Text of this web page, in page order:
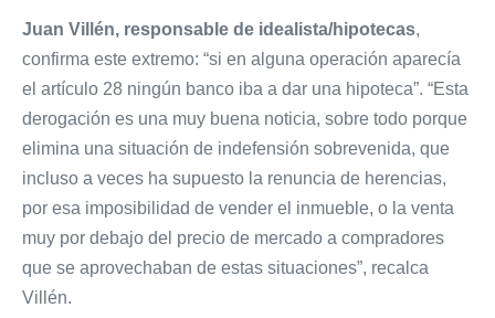
Juan Villén, responsable de idealista/hipotecas,
confirma este extremo: “si en alguna operación aparecía
el artículo 28 ningún banco iba a dar una hipoteca”. “Esta
derogación es una muy buena noticia, sobre todo porque
elimina una situación de indefensión sobrevenida, que
incluso a veces ha supuesto la renuncia de herencias,
por esa imposibilidad de vender el inmueble, o la venta
muy por debajo del precio de mercado a compradores
que se aprovechaban de estas situaciones”, recalca
Villén.